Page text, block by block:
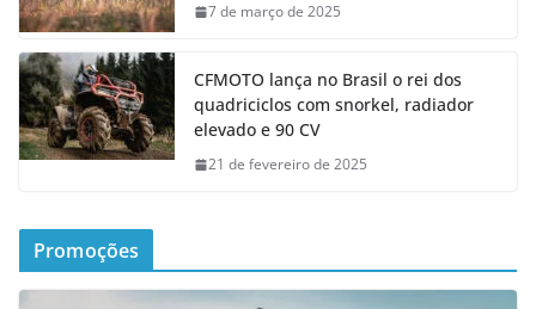
7 de março de 2025
CFMOTO lança no Brasil o rei dos
quadriciclos com snorkel, radiador
elevado e 90 CV
21 de fevereiro de 2025
Promoções